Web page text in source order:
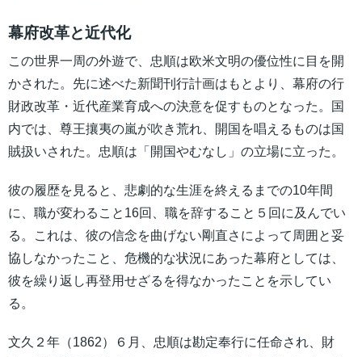
幕府改革と近代化
この世界一周の外遊で、忠順は欧米文明の優位性に目を開
かされた。先に述べた新聞刊行計画はもとより、幕府の行
財政改革・近代産業育成への決意を促すものとなった。国
内では、尊王攘夷の嵐が吹き荒れ、開国を唱えるものは国
賊扱いされた。忠順は「開国やむなし」の立場に立った。
彼の履歴を見ると、悲劇的な生涯を終えるまでの10年間
に、職が変わること16回、職を辞すること５回に及んでい
る。これは、彼の信念を曲げない剛直さによって周囲と妥
協しなかったこと、危機的な状況にあった幕府としては、
彼を繰り返し再登用せざるを得なかったことを示してい
る。
文久２年（1862）６月、忠順は勘定奉行に任命され、財